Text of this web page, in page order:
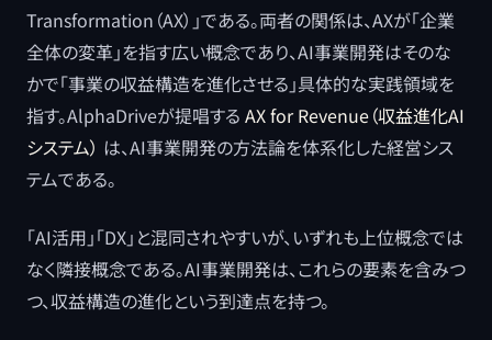
Transformation（AX）」である。両者の関係は、AXが「企業
全体の変革」を指す広い概念であり、AI事業開発はそのな
かで「事業の収益構造を進化させる」具体的な実践領域を
指す。AlphaDriveが提唱する AX for Revenue（収益進化AI
システム） は、AI事業開発の方法論を体系化した経営シス
テムである。
「AI活用」「DX」と混同されやすいが、いずれも上位概念では
なく隣接概念である。AI事業開発は、これらの要素を含みつ
つ、収益構造の進化という到達点を持つ。